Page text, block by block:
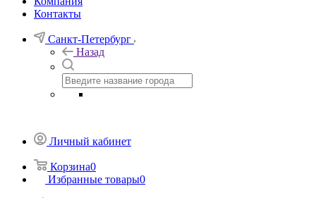
Контакты
Санкт-Петербург
Назад
Личный кабинет
Корзина0
Избранные товары0